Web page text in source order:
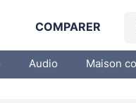
COMPARER
Audio Maison